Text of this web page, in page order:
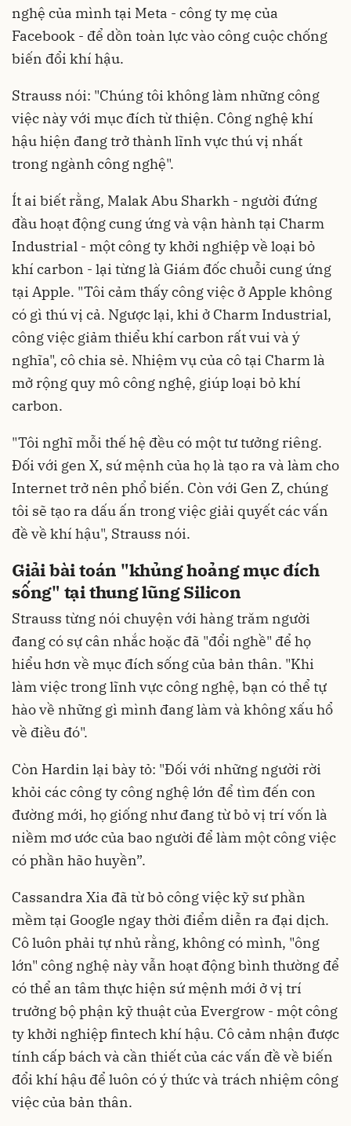
nghệ của mình tại Meta - công ty mẹ của
Facebook - để dồn toàn lực vào công cuộc chống
biến đổi khí hậu.
Strauss nói: "Chúng tôi không làm những công
việc này với mục đích từ thiện. Công nghệ khí
hậu hiện đang trở thành lĩnh vực thú vị nhất
trong ngành công nghệ".
Ít ai biết rằng, Malak Abu Sharkh - người đứng
đầu hoạt động cung ứng và vận hành tại Charm
Industrial - một công ty khởi nghiệp về loại bỏ
khí carbon - lại từng là Giám đốc chuỗi cung ứng
tại Apple. "Tôi cảm thấy công việc ở Apple không
có gì thú vị cả. Ngược lại, khi ở Charm Industrial,
công việc giảm thiểu khí carbon rất vui và ý
nghĩa", cô chia sẻ. Nhiệm vụ của cô tại Charm là
mở rộng quy mô công nghệ, giúp loại bỏ khí
carbon.
"Tôi nghĩ mỗi thế hệ đều có một tư tưởng riêng.
Đối với gen X, sứ mệnh của họ là tạo ra và làm cho
Internet trở nên phổ biến. Còn với Gen Z, chúng
tôi sẽ tạo ra dấu ấn trong việc giải quyết các vấn
đề về khí hậu", Strauss nói.
Giải bài toán "khủng hoảng mục đích
sống" tại thung lũng Silicon
Strauss từng nói chuyện với hàng trăm người
đang có sự cân nhắc hoặc đã "đổi nghề" để họ
hiểu hơn về mục đích sống của bản thân. "Khi
làm việc trong lĩnh vực công nghệ, bạn có thể tự
hào về những gì mình đang làm và không xấu hổ
về điều đó".
Còn Hardin lại bày tỏ: "Đối với những người rời
khỏi các công ty công nghệ lớn để tìm đến con
đường mới, họ giống như đang từ bỏ vị trí vốn là
niềm mơ ước của bao người để làm một công việc
có phần hão huyền”.
Cassandra Xia đã từ bỏ công việc kỹ sư phần
mềm tại Google ngay thời điểm diễn ra đại dịch.
Cô luôn phải tự nhủ rằng, không có mình, "ông
lớn" công nghệ này vẫn hoạt động bình thường để
có thể an tâm thực hiện sứ mệnh mới ở vị trí
trưởng bộ phận kỹ thuật của Evergrow - một công
ty khởi nghiệp fintech khí hậu. Cô cảm nhận được
tính cấp bách và cần thiết của các vấn đề về biến
đổi khí hậu để luôn có ý thức và trách nhiệm công
việc của bản thân.